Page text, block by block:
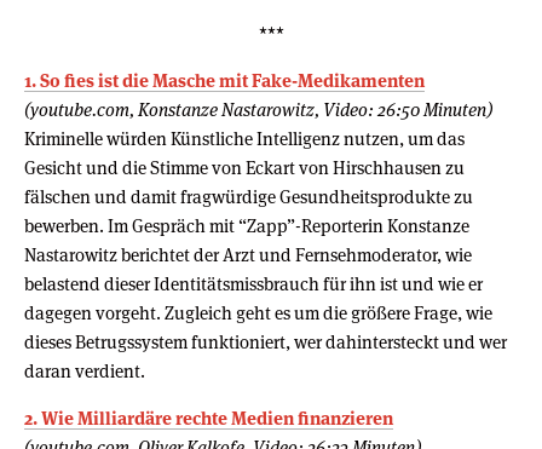
***
1. So fies ist die Masche mit Fake-Medikamenten
(youtube.com, Konstanze Nastarowitz, Video: 26:50 Minuten)
Kriminelle würden Künstliche Intelligenz nutzen, um das
Gesicht und die Stimme von Eckart von Hirschhausen zu
fälschen und damit fragwürdige Gesundheitsprodukte zu
bewerben. Im Gespräch mit “Zapp”-Reporterin Konstanze
Nastarowitz berichtet der Arzt und Fernsehmoderator, wie
belastend dieser Identitätsmissbrauch für ihn ist und wie er
dagegen vorgeht. Zugleich geht es um die größere Frage, wie
dieses Betrugssystem funktioniert, wer dahintersteckt und wer
daran verdient.
2. Wie Milliardäre rechte Medien finanzieren